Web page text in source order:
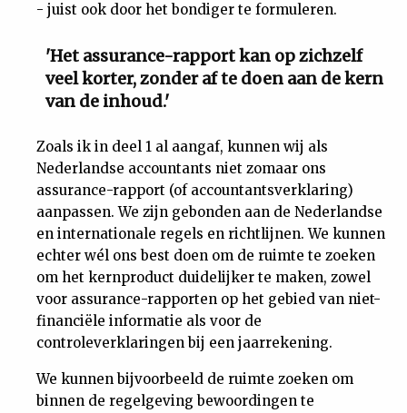
- juist ook door het bondiger te formuleren.
'Het assurance-rapport kan op zichzelf
veel korter, zonder af te doen aan de kern
van de inhoud.'
Zoals ik in deel 1 al aangaf, kunnen wij als
Nederlandse accountants niet zomaar ons
assurance-rapport (of accountantsverklaring)
aanpassen. We zijn gebonden aan de Nederlandse
en internationale regels en richtlijnen. We kunnen
echter wél ons best doen om de ruimte te zoeken
om het kernproduct duidelijker te maken, zowel
voor assurance-rapporten op het gebied van niet-
financiële informatie als voor de
controleverklaringen bij een jaarrekening.
We kunnen bijvoorbeeld de ruimte zoeken om
binnen de regelgeving bewoordingen te